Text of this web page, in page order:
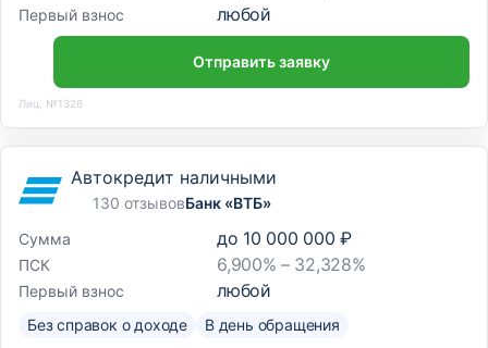
Первый взнос любой
Отправить заявку
Лиц. №1326
Автокредит наличными
130 отзывовБанк «ВТБ»
Сумма
до 10 000 000 ₽
ПСК 6,900% – 32,328%
Первый взнос любой
Без справок о доходе В день обращения